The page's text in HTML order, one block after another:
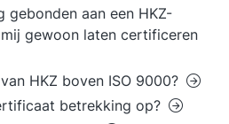
gebonden aan een HKZ-
gewoon laten certificeren
HKZ boven ISO 9000?
betrekking op?